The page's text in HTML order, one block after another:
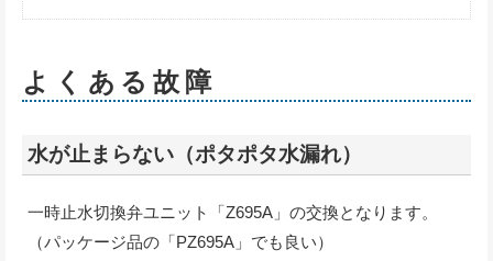
よくある故障
水が止まらない（ポタポタ水漏れ）
一時止水切換弁ユニット「Z695A」の交換となります。
（パッケージ品の「PZ695A」でも良い）